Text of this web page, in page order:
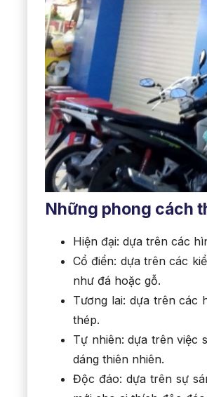
Những phong cách
Hiện đại: dựa trên các
Cổ điển: dựa trên các
như đá hoặc gỗ.
Tương lai: dựa trên các
thép.
Tự nhiên: dựa trên việc
dáng thiên nhiên.
Độc đáo: dựa trên sự